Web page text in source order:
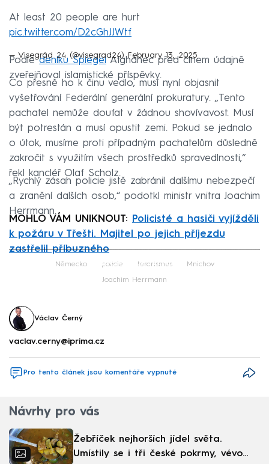
At least 20 people are hurt
pic.twitter.com/D2cGhJJWtf
— Visegrád 24 (@visegrad24) February 13, 2025
Podledeníku SpiegelAfghánec před činem údajně
zveřejňoval islamistické příspěvky.
Co přesně ho k činu vedlo, musí nyní objasnit
vyšetřování Federální generální prokuratury. „Tento
pachatel nemůže doufat v žádnou shovívavost. Musí
být potrestán a musí opustit zemi. Pokud se jednalo
o útok, musíme proti případným pachatelům důsledně
zakročit s využitím všech prostředků spravedlnosti,“
řekl kancléř Olaf Scholz.
„Rychlý zásah policie jistě zabránil dalšímu nebezpečí
a zranění dalších osob,“ podotkl ministr vnitra Joachim
Herrmann.
MOHLO VÁM UNIKNOUT:
Policisté a hasiči vyjížděli
k požáru v Třešti. Majitel po jejich příjezdu
zastřelil příbuzného
Failed to fetch
Německo policie terorismus Mnichov
Joachim Herrmann
Václav Černý
vaclav.cerny@iprima.cz
Pro tento článek jsou komentáře vypnuté
Návrhy pro vás
Žebříček nejhorších jídel světa.
Umístily se i tři české pokrmy, vévodí